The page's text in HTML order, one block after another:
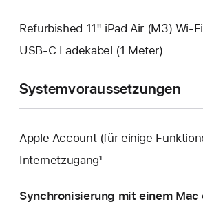
Refurbished 11" iPad Air (M3) Wi-Fi
USB‑C Ladekabel (1 Meter)
Systemvoraussetzungen
Apple Account (für einige
Internetzugang¹
Synchronisierung mit einem Mac